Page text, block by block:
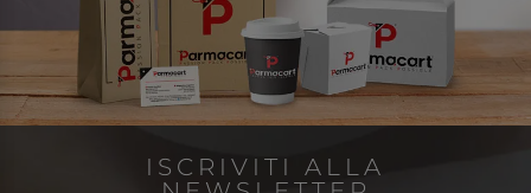
ISCRIVITI ALLA